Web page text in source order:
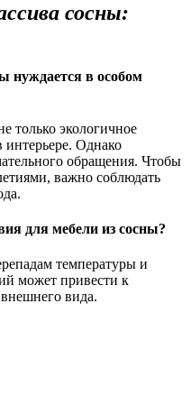
сосны:
нуждается в особом
только экологичное
Однако
обращения. Чтобы
важно соблюдать
для мебели из сосны?
температуры и
может привести к
вида.